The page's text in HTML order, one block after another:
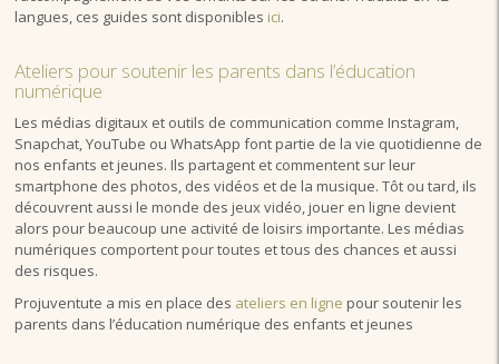
langues, ces guides sont disponibles ici.
Ateliers pour soutenir les parents dans l’éducation
numérique
Les médias digitaux et outils de communication comme Instagram,
Snapchat, YouTube ou WhatsApp font partie de la vie quotidienne de
nos enfants et jeunes. Ils partagent et commentent sur leur
smartphone des photos, des vidéos et de la musique. Tôt ou tard, ils
découvrent aussi le monde des jeux vidéo, jouer en ligne devient
alors pour beaucoup une activité de loisirs importante. Les médias
numériques comportent pour toutes et tous des chances et aussi
des risques.
Projuventute a mis en place des ateliers en ligne pour soutenir les
parents dans l’éducation numérique des enfants et jeunes